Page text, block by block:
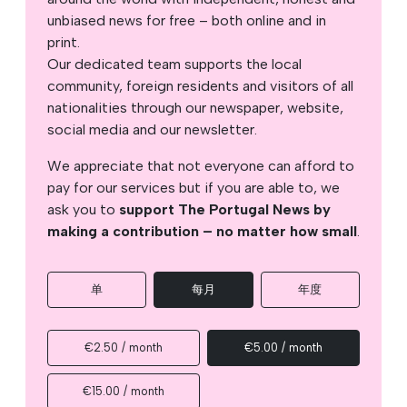
unbiased news for free – both online and in
print.
Our dedicated team supports the local
community, foreign residents and visitors of all
nationalities through our newspaper, website,
social media and our newsletter.
We appreciate that not everyone can afford to
pay for our services but if you are able to, we
ask you to support The Portugal News by
making a contribution – no matter how small.
单 每月 年度
€2.50 / month €5.00 / month
€15.00 / month